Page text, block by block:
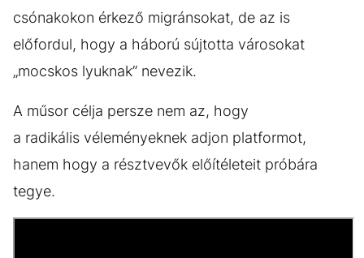
csónakokon érkező migránsokat, de az is
előfordul, hogy a háború sújtotta városokat
„mocskos lyuknak” nevezik.
A műsor célja persze nem az, hogy
a radikális véleményeknek adjon platformot,
hanem hogy a résztvevők előítéleteit próbára
tegye.